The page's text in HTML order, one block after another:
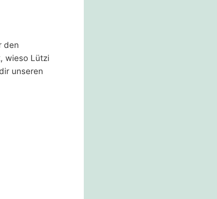
den
wieso Lützi
unseren